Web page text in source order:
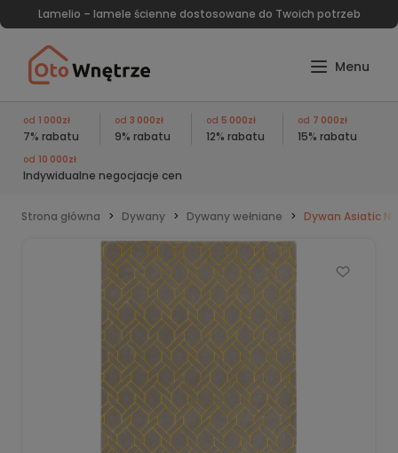
Lamelio – lamele ścienne dostosowane do Twoich potrzeb
od 1 000zł
7% rabatu
od 3 000zł
9% rabatu
od 5 000zł
12% rabatu
od 7 000zł
15% rabatu
od 10 000zł
Indywidualne negocjacje cen
Strona główna Dywany Dywany wełniane Dywan Asiatic